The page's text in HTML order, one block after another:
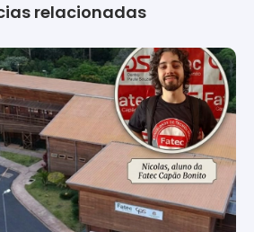
relacionadas